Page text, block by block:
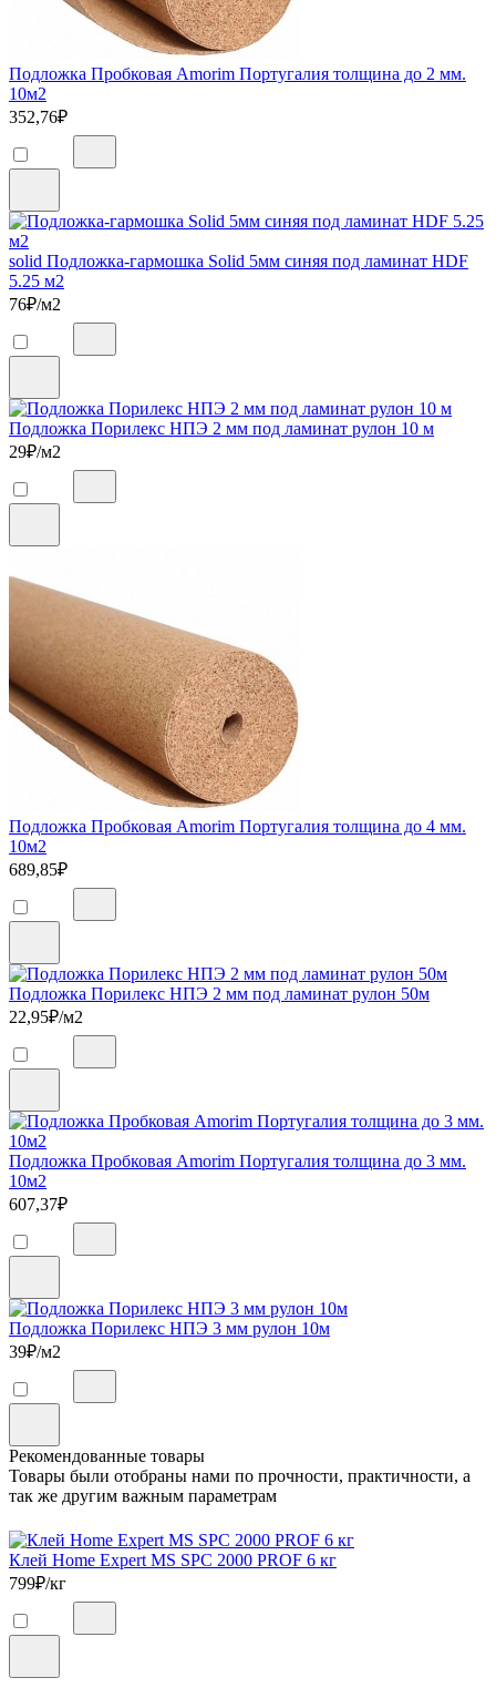
Подложка Пробковая Amorim Португалия толщина до 2 мм.
10м2
352,76₽
solid Подложка-гармошка Solid 5мм синяя под ламинат HDF
5.25 м2
76₽/м2
Подложка Порилекс НПЭ 2 мм под ламинат рулон 10 м
29₽/м2
Подложка Пробковая Amorim Португалия толщина до 4 мм.
10м2
689,85₽
Подложка Порилекс НПЭ 2 мм под ламинат рулон 50м
22,95₽/м2
Подложка Пробковая Amorim Португалия толщина до 3 мм.
10м2
607,37₽
Подложка Порилекс НПЭ 3 мм рулон 10м
39₽/м2
Рекомендованные товары
Товары были отобраны нами по прочности, практичности, а
так же другим важным параметрам
Клей Home Expert MS SPC 2000 PROF 6 кг
799₽/кг